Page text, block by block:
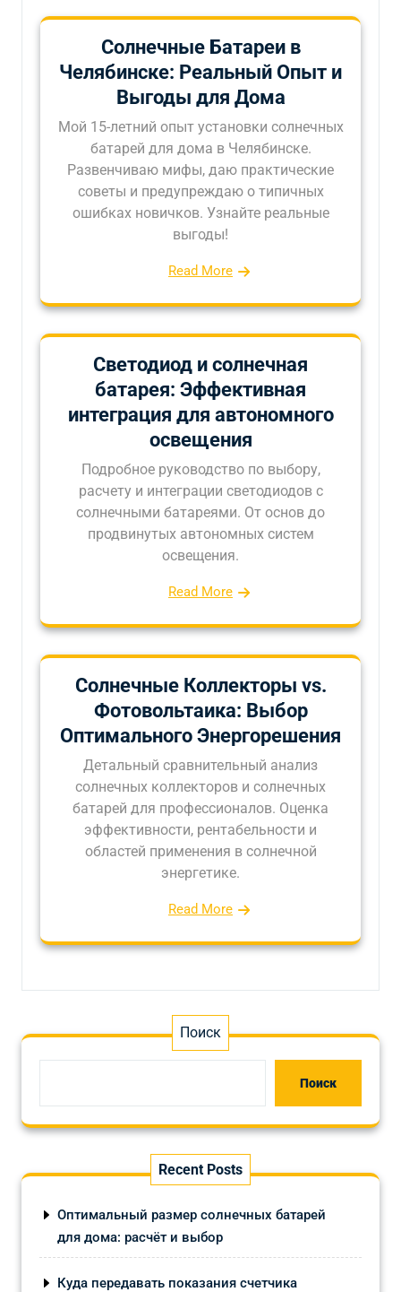
Солнечные Батареи в
Челябинске: Реальный Опыт и
Выгоды для Дома
Мой 15-летний опыт установки солнечных
батарей для дома в Челябинске.
Развенчиваю мифы, даю практические
советы и предупреждаю о типичных
ошибках новичков. Узнайте реальные
выгоды!
Read More
Светодиод и солнечная
батарея: Эффективная
интеграция для автономного
освещения
Подробное руководство по выбору,
расчету и интеграции светодиодов с
солнечными батареями. От основ до
продвинутых автономных систем
освещения.
Read More
Солнечные Коллекторы vs.
Фотовольтаика: Выбор
Оптимального Энергорешения
Детальный сравнительный анализ
солнечных коллекторов и солнечных
батарей для профессионалов. Оценка
эффективности, рентабельности и
областей применения в солнечной
энергетике.
Read More
Поиск
Поиск
Recent Posts
Оптимальный размер солнечных батарей
для дома: расчёт и выбор
Куда передавать показания счетчика